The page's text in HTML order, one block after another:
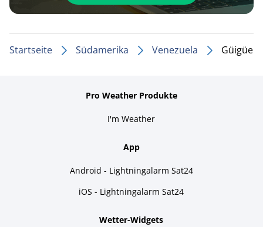
Startseite Südamerika Venezuela Güigüe
Pro Weather Produkte
I'm Weather
App
Android - Lightningalarm Sat24
iOS - Lightningalarm Sat24
Wetter-Widgets